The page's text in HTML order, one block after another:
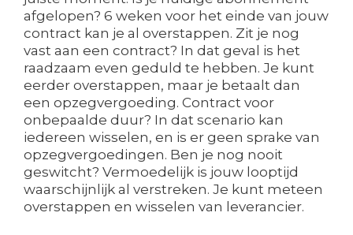
afgelopen? 6 weken voor het einde van jouw
contract kan je al overstappen. Zit je nog
vast aan een contract? In dat geval is het
raadzaam even geduld te hebben. Je kunt
eerder overstappen, maar je betaalt dan
een opzegvergoeding. Contract voor
onbepaalde duur? In dat scenario kan
iedereen wisselen, en is er geen sprake van
opzegvergoedingen. Ben je nog nooit
geswitcht? Vermoedelijk is jouw looptijd
waarschijnlijk al verstreken. Je kunt meteen
overstappen en wisselen van leverancier.